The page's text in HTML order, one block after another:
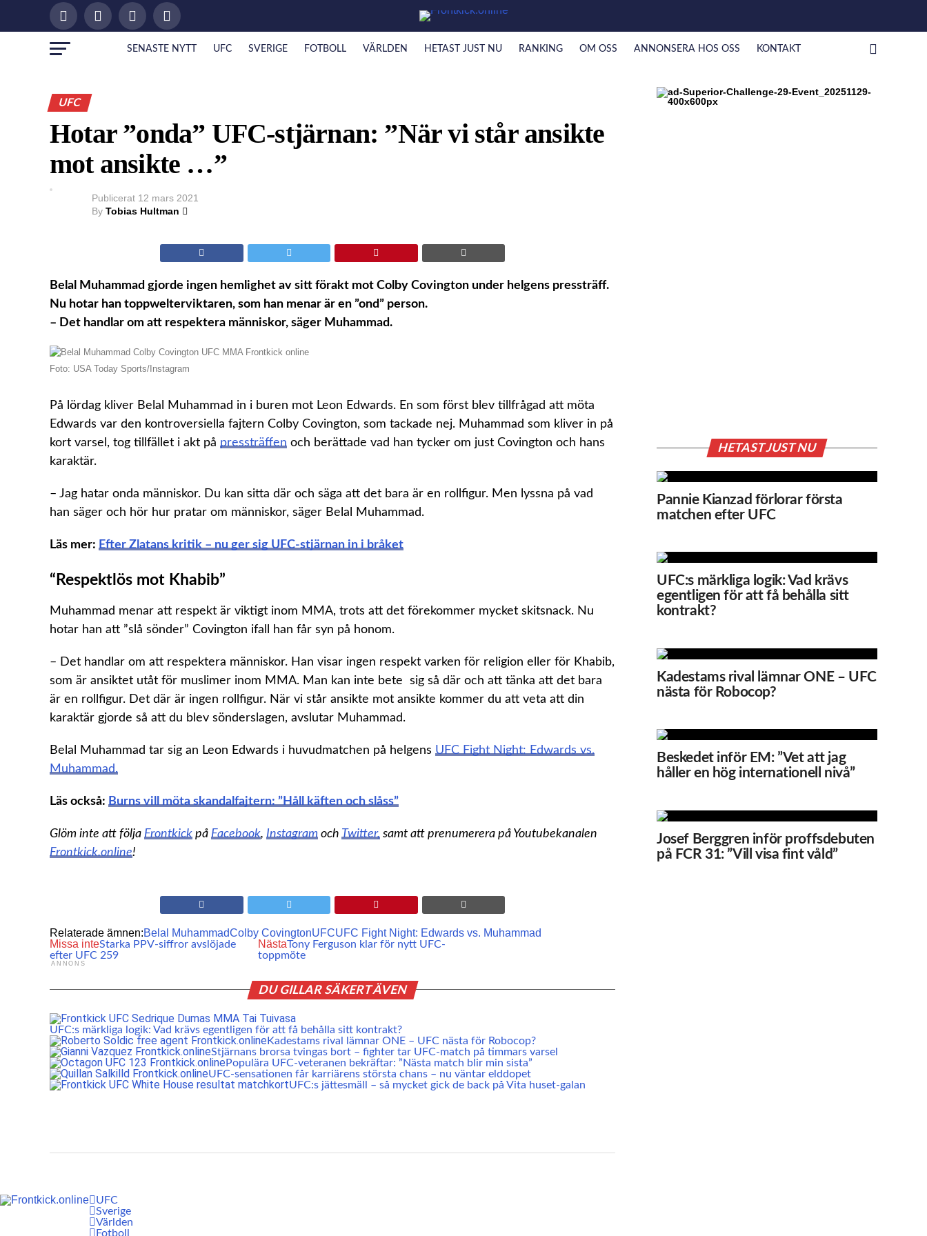
SENASTE NYTT UFC SVERIGE FOTBOLL VÄRLDEN HETAST JUST NU RANKING OM OSS ANNONSERA HOS OSS KONTAKT
UFC
Hotar ”onda” UFC-stjärnan: ”När vi står ansikte
mot ansikte …”
Publicerat 12 mars 2021
By Tobias Hultman
Belal Muhammad gjorde ingen hemlighet av sitt förakt mot Colby Covington under helgens pressträff.
Nu hotar han toppwelterviktaren, som han menar är en ”ond” person.
– Det handlar om att respektera människor, säger Muhammad.
Foto: USA Today Sports/Instagram
På lördag kliver Belal Muhammad in i buren mot Leon Edwards. En som först blev tillfrågad att möta
Edwards var den kontroversiella fajtern Colby Covington, som tackade nej. Muhammad som kliver in på
kort varsel, tog tillfället i akt på pressträffen och berättade vad han tycker om just Covington och hans
karaktär.
– Jag hatar onda människor. Du kan sitta där och säga att det bara är en rollfigur. Men lyssna på vad
han säger och hör hur pratar om människor, säger Belal Muhammad.
Läs mer: Efter Zlatans kritik – nu ger sig UFC-stjärnan in i bråket
“Respektlös mot Khabib”
Muhammad menar att respekt är viktigt inom MMA, trots att det förekommer mycket skitsnack. Nu
hotar han att ”slå sönder” Covington ifall han får syn på honom.
– Det handlar om att respektera människor. Han visar ingen respekt varken för religion eller för Khabib,
som är ansiktet utåt för muslimer inom MMA. Man kan inte bete sig så där och att tänka att det bara
är en rollfigur. Det där är ingen rollfigur. När vi står ansikte mot ansikte kommer du att veta att din
karaktär gjorde så att du blev sönderslagen, avslutar Muhammad.
Belal Muhammad tar sig an Leon Edwards i huvudmatchen på helgens UFC Fight Night: Edwards vs.
Muhammad.
Läs också: Burns vill möta skandalfajtern: ”Håll käften och slåss”
Glöm inte att följa Frontkick på Facebook, Instagram och Twitter, samt att prenumerera på Youtubekanalen
Frontkick.online!
Relaterade ämnen:Belal MuhammadColby CovingtonUFCUFC Fight Night: Edwards vs. Muhammad
NästaTony Ferguson klar för nytt UFC-
toppmöte
Missa inteStarka PPV-siffror avslöjade
efter UFC 259
ANNONS
DU GILLAR SÄKERT ÄVEN
UFC:s märkliga logik: Vad krävs egentligen för att få behålla sitt kontrakt?
Kadestams rival lämnar ONE – UFC nästa för Robocop?
Stjärnans brorsa tvingas bort – fighter tar UFC-match på timmars varsel
Populära UFC-veteranen bekräftar: ”Nästa match blir min sista”
UFC-sensationen får karriärens största chans – nu väntar elddopet
UFC:s jättesmäll – så mycket gick de back på Vita huset-galan
HETAST JUST NU
Pannie Kianzad förlorar första
matchen efter UFC
UFC:s märkliga logik: Vad krävs
egentligen för att få behålla sitt
kontrakt?
Kadestams rival lämnar ONE – UFC
nästa för Robocop?
Beskedet inför EM: ”Vet att jag
håller en hög internationell nivå”
Josef Berggren inför proffsdebuten
på FCR 31: ”Vill visa fint våld”
UFC
Sverige
Världen
Fotboll